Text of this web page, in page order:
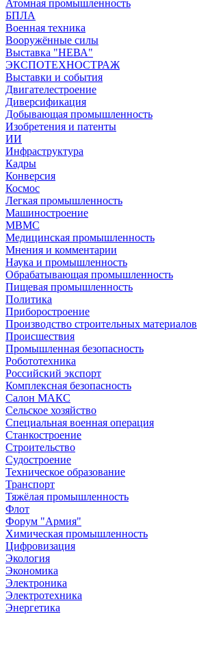
Атомная промышленность
БПЛА
Военная техника
Вооружённые силы
Выставка "НЕВА"
ЭКСПОТЕХНОСТРАЖ
Выставки и события
Двигателестроение
Диверсификация
Добывающая промышленность
Изобретения и патенты
ИИ
Инфраструктура
Кадры
Конверсия
Космос
Легкая промышленность
Машиностроение
МВМС
Медицинская промышленность
Мнения и комментарии
Наука и промышленность
Обрабатывающая промышленность
Пищевая промышленность
Политика
Приборостроение
Производство строительных материалов
Происшествия
Промышленная безопасность
Робототехника
Российский экспорт
Комплексная безопасность
Салон МАКС
Сельское хозяйство
Специальная военная операция
Станкостроение
Строительство
Судостроение
Техническое образование
Транспорт
Тяжёлая промышленность
Флот
Форум "Армия"
Химическая промышленность
Цифровизация
Экология
Экономика
Электроника
Электротехника
Энергетика